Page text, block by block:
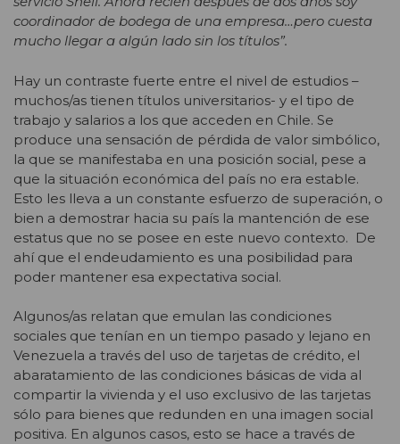
coordinador de bodega de una empresa…pero cuesta
mucho llegar a algún lado sin los títulos”.
Hay un contraste fuerte entre el nivel de estudios –
muchos/as tienen títulos universitarios- y el tipo de
trabajo y salarios a los que acceden en Chile. Se
produce una sensación de pérdida de valor simbólico,
la que se manifestaba en una posición social, pese a
que la situación económica del país no era estable.
Esto les lleva a un constante esfuerzo de superación, o
bien a demostrar hacia su país la mantención de ese
estatus que no se posee en este nuevo contexto. De
ahí que el endeudamiento es una posibilidad para
poder mantener esa expectativa social.
Algunos/as relatan que emulan las condiciones
sociales que tenían en un tiempo pasado y lejano en
Venezuela a través del uso de tarjetas de crédito, el
abaratamiento de las condiciones básicas de vida al
compartir la vivienda y el uso exclusivo de las tarjetas
sólo para bienes que redunden en una imagen social
positiva. En algunos casos, esto se hace a través de